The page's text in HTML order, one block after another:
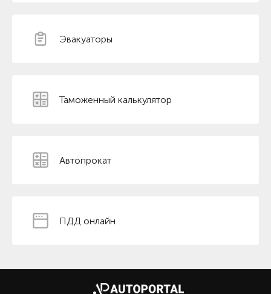
Эвакуаторы
Таможенный калькулятор
Автопрокат
ПДД онлайн